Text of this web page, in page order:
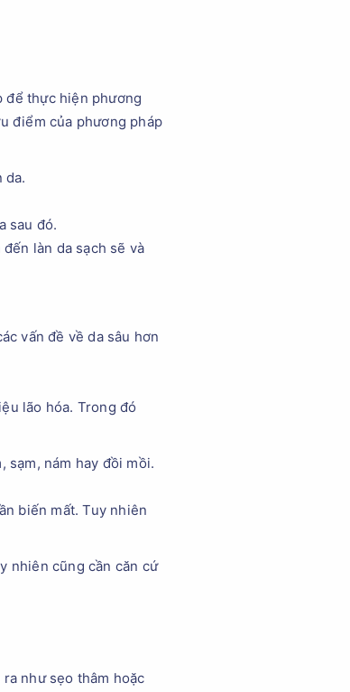
để thực hiện phương
điểm của phương pháp
da.
sau đó.
làn da sạch sẽ và
vấn đề về da sâu hơn
lão hóa. Trong đó
sạm, nám hay đồi mồi.
biến mất. Tuy nhiên
nhiên cũng cần căn cứ
như sẹo thâm hoặc